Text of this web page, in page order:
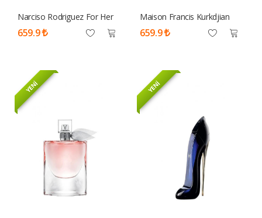
Narciso Rodriguez For Her
Edp 100 ML Tester Parfüm
Kadın
659.9
Maison Francis Kurkdjian
Baccarat Rouge 540 Edp 70
Ml Tester Parfüm Unisex
659.9
YENİ YENİ